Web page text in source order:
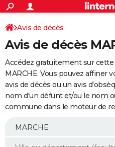
ACTUALITÉS
Politique
Société
Faits Divers
Education
Monde
Villes
+
SPORT
Coupe du monde 2026
Football
Tennis
Cyclisme
Rugby
Forum
Programme TV
TNT
Streaming
Cinéma
Sorties cinéma
Musique
+
FINANCE
Retraite
Epargne
Immobilier
Risques naturels par ville
Banque
Assurance
AUTO
Essais
Réserver un essai
Citadines
Berlines
SUV
Forum auto
+
Mobiles
Meilleur smartphone
Internet
Ordinateurs
Jeux vidéo
Guide high-tech
Avis de décès
Avis de décès
Accédez gratuitement sur cette
MARCHE. Vous pouvez affiner
avis de décès ou un avis
nom d'un défunt et/ou le nom
commune dans le moteur de